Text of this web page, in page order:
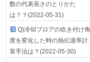
数の代表長さのとりかた
は？？(2022-05-31)
Q)冷却ブロアの吹き付け角
度を変化した時の熱伝達率計
算手法は？(2022-05-30)